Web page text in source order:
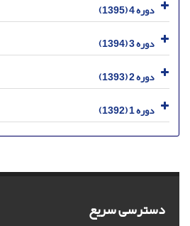
دوره 4 (1395)
دوره 3 (1394)
دوره 2 (1393)
دوره 1 (1392)
دسترسی سریع